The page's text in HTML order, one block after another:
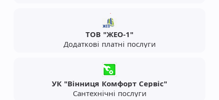
ТОВ "ЖЕО-1"
Додаткові платні послуги
УК "Вінниця Комфорт Сервіс"
Сантехнічні послуги